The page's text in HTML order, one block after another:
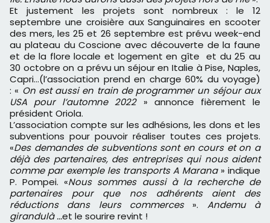
Et justement les projets sont nombreux : le 12
septembre une croisière aux Sanguinaires en scooter
des mers, les 25 et 26 septembre est prévu week-end
au plateau du Coscione avec découverte de la faune
et de la flore locale et logement en gîte et du 25 au
30 octobre on a prévu un séjour en Italie à Pise, Naples,
Capri...(l’association prend en charge 60% du voyage)
: « On est aussi en train de programmer un séjour aux
USA pour l’automne 2022» annonce fièrement le
président Oriola.
L’association compte sur les adhésions, les dons et les
subventions pour pouvoir réaliser toutes ces projets.
«Des demandes de subventions sont en cours et on a
déjà des partenaires, des entreprises qui nous aident
comme par exemple les transports A Marana» indique
P. Pompei. «Nous sommes aussi à la recherche de
partenaires pour que nos adhérents aient des
réductions dans leurs commerces ». Andemu à
girandulà ...et le sourire revint !